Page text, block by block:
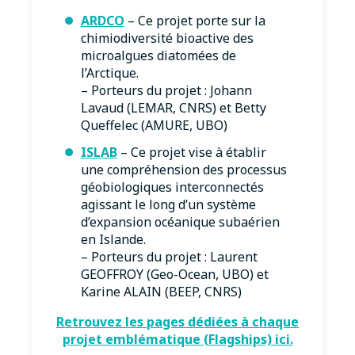
ARDCO – Ce projet porte sur la
chimiodiversité bioactive des
microalgues diatomées de
l’Arctique.
– Porteurs du projet : Johann
Lavaud (LEMAR, CNRS) et Betty
Queffelec (AMURE, UBO)
ISLAB– Ce projet vise à établir
une compréhension des processus
géobiologiques interconnectés
agissant le long d’un système
d’expansion océanique subaérien
en Islande.
– Porteurs du projet : Laurent
GEOFFROY (Geo-Ocean, UBO) et
Karine ALAIN (BEEP, CNRS)
Retrouvez les pages dédiées à chaque
projet emblématique (Flagships) ici.